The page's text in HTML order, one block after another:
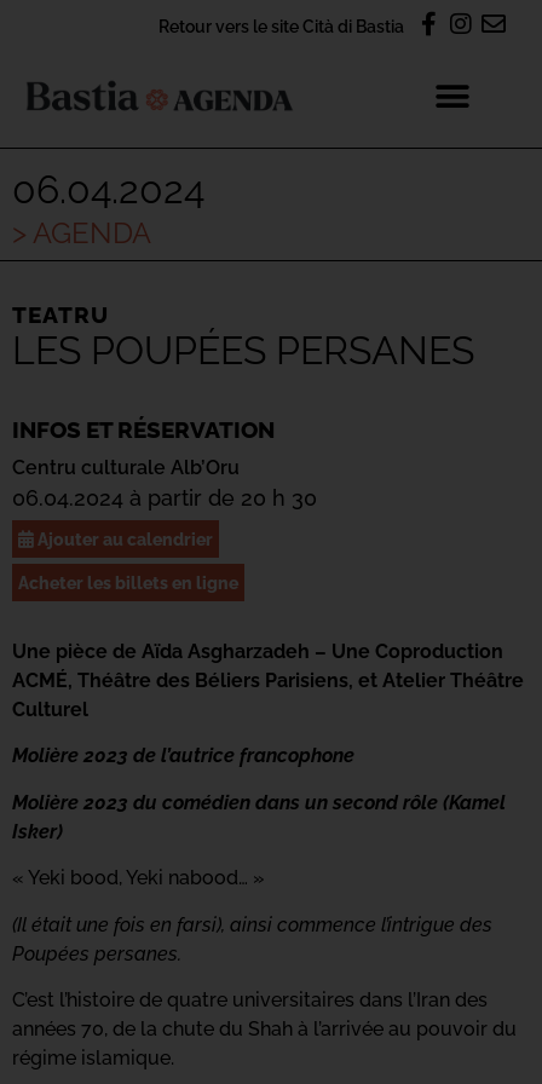
Retour vers le site Cità di Bastia
06.04.2024
> AGENDA
TEATRU
LES POUPÉES PERSANES
INFOS ET RÉSERVATION
Centru culturale Alb’Oru
06.04.2024 à partir de 20 h 30
Ajouter au calendrier
Acheter les billets en ligne
Une pièce de Aïda Asgharzadeh – Une Coproduction
ACMÉ, Théâtre des Béliers Parisiens, et Atelier Théâtre
Culturel
Molière 2023 de l’autrice francophone
Molière 2023 du comédien dans un second rôle (Kamel
Isker)
« Yeki bood, Yeki nabood… »
(Il était une fois en farsi), ainsi commence l’intrigue des
Poupées persanes.
C’est l’histoire de quatre universitaires dans l’Iran des
années 70, de la chute du Shah à l’arrivée au pouvoir du
régime islamique.